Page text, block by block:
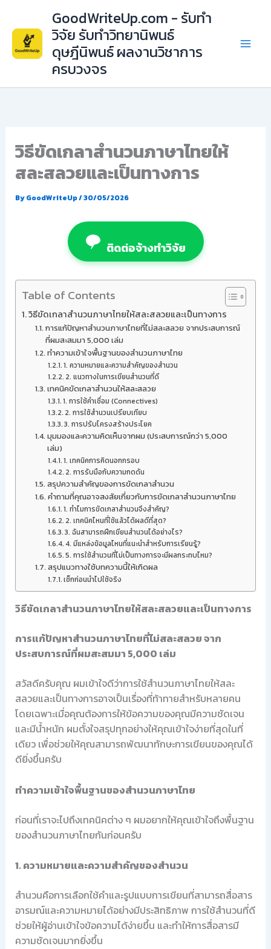
content
GoodWriteUp.com - รับทำ
วิจัย รับทำวิทยานิพนธ์
ดุษฎีนิพนธ์ ผลงานวิชาการ
ครบวงจร
วิธีขัดเกลาสำนวนภาษาไทยให้
สละสลวยและเป็นทางการ
ByGoodWriteUp/30/05/2026
ติดต่อจ้างทำวิจัย
Table of Contents
วิธีขัดเกลาสำนวนภาษาไทยให้สละสลวยและเป็นทางการ
การแก้ปัญหาสำนวนภาษาไทยที่ไม่สละสลวย จากประสบการณ์
ที่ผมสะสมมา 5,000 เล่ม
ทำความเข้าใจพื้นฐานของสำนวนภาษาไทย
1. ความหมายและความสำคัญของสำนวน
2. แนวทางในการเขียนสำนวนที่ดี
เทคนิคขัดเกลาสำนวนให้สละสลวย
1. การใช้คำเชื่อม (Connectives)
2. การใช้สำนวนเปรียบเทียบ
3. การปรับโครงสร้างประโยค
มุมมองและความคิดเห็นจากผม (ประสบการณ์กว่า 5,000
เล่ม)
1. เทคนิคการคิดนอกกรอบ
2. การรับมือกับความกดดัน
สรุปความสำคัญของการขัดเกลาสำนวน
คำถามที่คุณอาจสงสัยเกี่ยวกับการขัดเกลาสำนวนภาษาไทย
1. ทำไมการขัดเกลาสำนวนจึงสำคัญ?
2. เทคนิคไหนที่ใช้แล้วได้ผลดีที่สุด?
3. ฉันสามารถฝึกเขียนสำนวนได้อย่างไร?
4. มีแหล่งข้อมูลไหนที่แนะนำสำหรับการเรียนรู้?
5. การใช้สำนวนที่ไม่เป็นทางการจะมีผลกระทบไหม?
สรุปแนวทางใช้บทความนี้ให้เกิดผล
เช็กก่อนนำไปใช้จริง
วิธีขัดเกลาสำนวนภาษาไทยให้สละสลวยและเป็นทางการ
การแก้ปัญหาสำนวนภาษาไทยที่ไม่สละสลวย จาก
ประสบการณ์ที่ผมสะสมมา 5,000 เล่ม
สวัสดีครับคุณ ผมเข้าใจดีว่าการใช้สำนวนภาษาไทยให้สละ
สลวยและเป็นทางการอาจเป็นเรื่องที่ท้าทายสำหรับหลายคน
โดยเฉพาะเมื่อคุณต้องการให้ข้อความของคุณมีความชัดเจน
และมีน้ำหนัก ผมตั้งใจสรุปทุกอย่างให้คุณเข้าใจง่ายที่สุดในที่
เดียว เพื่อช่วยให้คุณสามารถพัฒนาทักษะการเขียนของคุณได้
ดียิ่งขึ้นครับ
ทำความเข้าใจพื้นฐานของสำนวนภาษาไทย
ก่อนที่เราจะไปถึงเทคนิคต่าง ๆ ผมอยากให้คุณเข้าใจถึงพื้นฐาน
ของสำนวนภาษาไทยกันก่อนครับ
1. ความหมายและความสำคัญของสำนวน
สำนวนคือการเลือกใช้คำและรูปแบบการเขียนที่สามารถสื่อสาร
อารมณ์และความหมายได้อย่างมีประสิทธิภาพ การใช้สำนวนที่ดี
ช่วยให้ผู้อ่านเข้าใจข้อความได้ง่ายขึ้น และทำให้การสื่อสารมี
ความชัดเจนมากยิ่งขึ้น